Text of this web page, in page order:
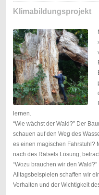
Klimabildungsprojekt
lernen.
“Wie wächst der Wald?” Der
schauen auf den Weg des
es einen magischen Fahrstuhl?
nach des Rätsels Lösung,
“Wozu brauchen wir den
Alltagsbeispielen schaffen wir
Verhalten und der Wichtigkeit